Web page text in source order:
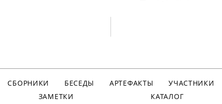
СБОРНИКИ БЕСЕДЫ АРТЕФАКТЫ
УЧАСТНИКИ
ЗАМЕТКИ
КАТАЛОГ